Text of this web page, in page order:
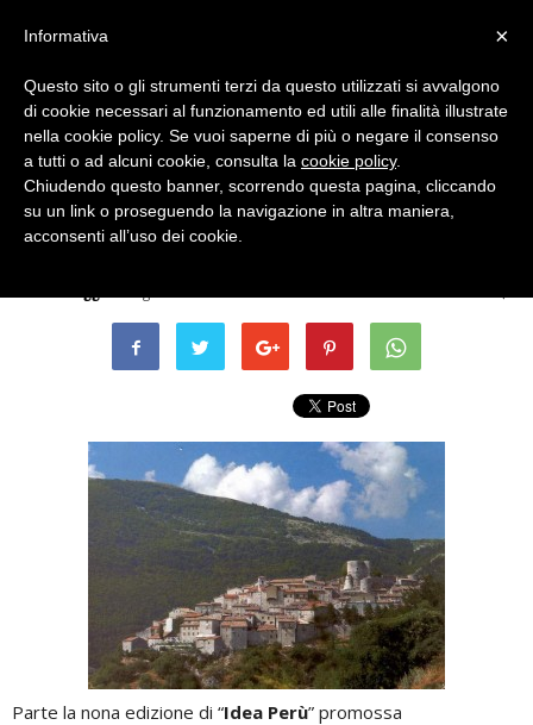
Eventi Archiviati
GASTRONOMIA – Idea Perù
Parte la nona edizione di “Idea Perù” promossa
×
Informativa
Questo sito o gli strumenti terzi da questo utilizzati si avvalgono
di cookie necessari al funzionamento ed utili alle finalità illustrate
nella cookie policy. Se vuoi saperne di più o negare il consenso
a tutti o ad alcuni cookie, consulta la cookie policy.
Chiudendo questo banner, scorrendo questa pagina, cliccando
su un link o proseguendo la navigazione in altra maniera,
acconsenti all’uso dei cookie.